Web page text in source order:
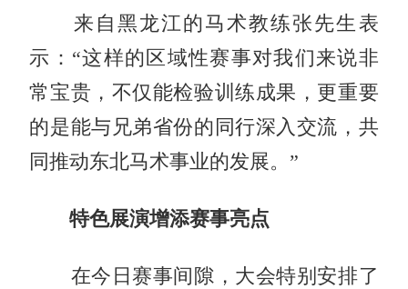
来自黑龙江的马术教练张先生表
示：“这样的区域性赛事对我们来说非
常宝贵，不仅能检验训练成果，更重要
的是能与兄弟省份的同行深入交流，共
同推动东北马术事业的发展。”
特色展演增添赛事亮点
在今日赛事间隙，大会特别安排了